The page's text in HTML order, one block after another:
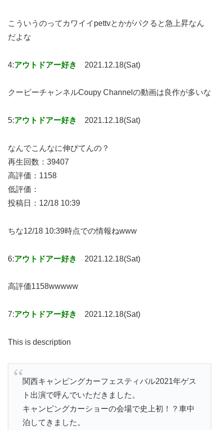
こういうのってカワイイpettvとかがパクると急上昇なん
だよな
4:アウトドアー好き 2021.12.18(Sat)
クーピーチャンネルCoupy Channelの動画は良作が多いな
5:アウトドアー好き 2021.12.18(Sat)
なんでこんなに伸びてんの？
再生回数：39407
高評価：1158
低評価：
投稿日：12/18 10:39
ちな12/18 10:39時点での情報ねwww
6:アウトドアー好き 2021.12.18(Sat)
高評価1158wwwww
7:アウトドアー好き 2021.12.18(Sat)
This is description
関西キャンピングカーフェスティバル2021年ゲス
ト出演で呼んでいただきました。
キャンピングカーショーの会場で史上初！？車中
泊してきました。